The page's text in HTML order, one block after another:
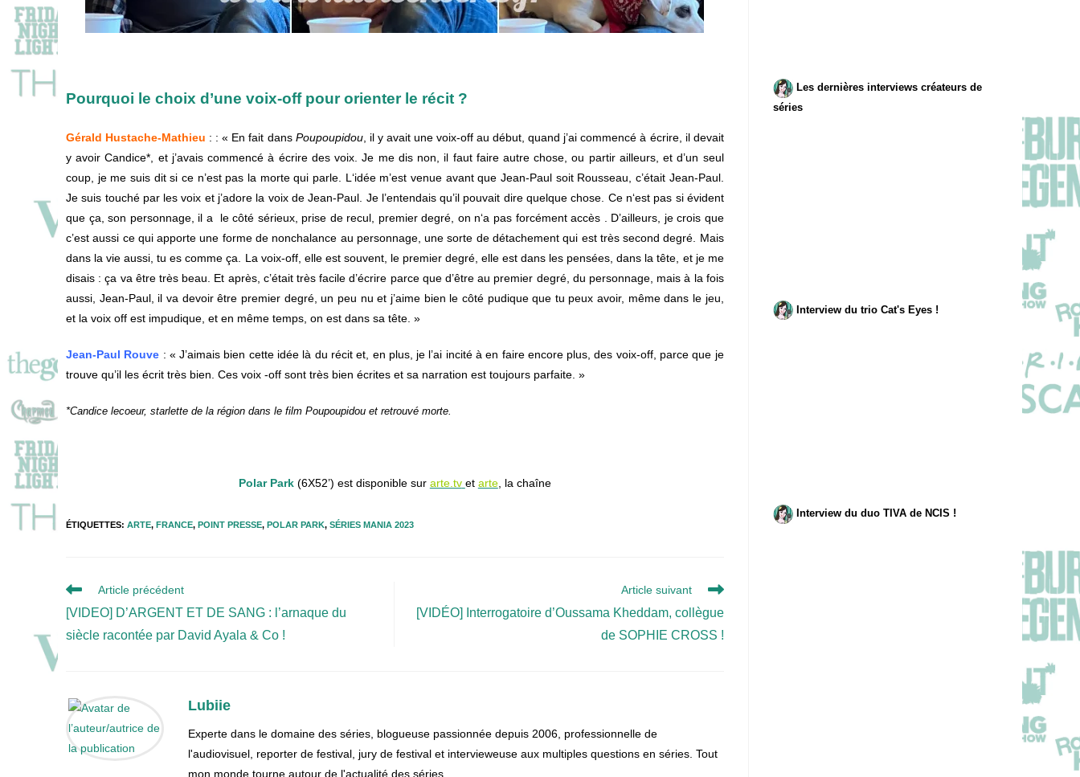
Pourquoi le choix d’une voix-off pour orienter le récit ?
Gérald Hustache-Mathieu : : « Enfait dans Poupoupidou, il y avait unevoix-offaudébut,quand j’aicommencéà écrire, il devait
yavoirCandice*, et j’avaiscommencéà écrire desvoix.Je me dis non, il faut faire autrechose,ou partir ailleurs,etd’un seul
coup, je me suis dit si ce n’est pas la morte qui parle. L ‘idée m’est venue avant que Jean-Paul soit Rousseau c’était Jean-Paul.
Jesuis touché par lesvoix et j’adore la voix deJean-Paul. Je l’entendaisqu’il pouvait direquelquechose. Ce n‘est pas si évident
que ça,son personnage, il a lecôté sérieux, prise de recul, premierdegré, on n‘a pas forcémentaccès . D’ailleurs, jecrois que
c’estaussi ce quiapporteune forme de nonchalance au personnage,unesorte de détachementqui est trèsseconddegré. Mais
dans lavieaussi,tu escommeça. La voix-off, elle est souvent, le premier degré, elleestdans les pensées,dans latête, et je me
disais :ça va être très beau. Et après, c’étaittrèsfaciled’écrire parce qued’êtreau premier degré, du personnage, maisà la fois
aussi, Jean-Paul, il va devoirêtre premier degré,un peu nu et j’aime bien le côté pudiqueque tu peuxavoir, mêmedans le jeu,
et la voix off est impudique, et en même temps, on est dans sa tête. »
Jean-Paul Rouve : « J’aimais bien cette idée là du récit et, en plus, je l’ai incité à en faire encore plus, des voix-off, parce que je
trouve qu’il les écrit très bien. Ces voix -off sont très bien écrites et sa narration est toujours parfaite. »
*Candice lecoeur, starlette de la région dans le film Poupoupidou et retrouvé morte.
Polar Park(6X52’) est disponible sur arte.tv et arte, la chaîne
ÉTIQUETTES: ARTE, FRANCE, POINT PRESSE, POLAR PARK, SÉRIES MANIA 2023
Read
articles
Article précédent
[VIDEO] D’ARGENT ET DE SANG : l’arnaque du
siècle racontée par David Ayala & Co !
Article suivant
[VIDÉO] Interrogatoire d’Oussama Kheddam, collègue
de SOPHIE CROSS !
Lubiie
Experte dans le domaine des séries, blogueuse passionnée depuis 2006, professionnelle de
l'audiovisuel, reporter de festival, jury de festival et intervieweuse aux multiples questions en séries. Tout
mon monde tourne autour de l'actualité des séries.
Les dernières interviews créateurs de
séries
Interview du trio Cat's Eyes !
Interview du duo TIVA de NCIS !